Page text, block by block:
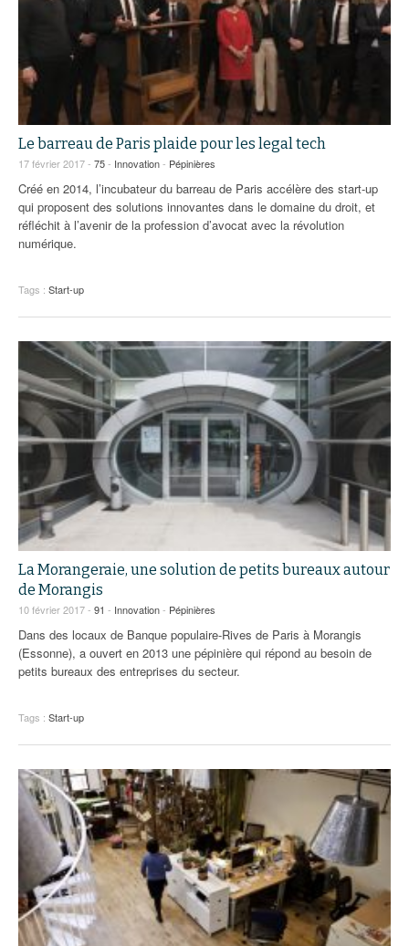
Le barreau de Paris plaide pour les legal tech
17 février 2017 - 75- Innovation- Pépinières
Créé en 2014, l’incubateur du barreau de Paris accélère des start-up
qui proposent des solutions innovantes dans le domaine du droit, et
réfléchit à l’avenir de la profession d’avocat avec la révolution
numérique.
Tags : Start-up
La Morangeraie, une solution de petits bureaux autour
de Morangis
10 février 2017 - 91 - Innovation- Pépinières
Dans des locaux de Banque populaire-Rives de Paris à Morangis
(Essonne), a ouvert en 2013 une pépinière qui répond au besoin de
petits bureaux des entreprises du secteur.
Tags : Start-up